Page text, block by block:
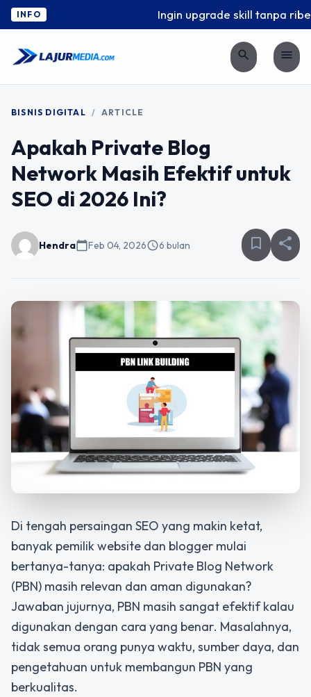
INFO Ingin upgrade skill tanpa
search menu
BISNIS DIGITAL / ARTICLE
Apakah Private Blog
Network Masih Efektif untuk
SEO di 2026 Ini?
Hendracalendar_todayFeb 04, 2026schedule6 bulan bookmark_border share
Di tengah persaingan SEO yang makin ketat,
banyak pemilik website dan blogger mulai
bertanya-tanya: apakah Private Blog Network
(PBN) masih relevan dan aman digunakan?
Jawaban jujurnya, PBN masih sangat efektifkalau
digunakan dengan cara yang benar. Masalahnya,
tidak semua orang punya waktu, sumber daya, dan
pengetahuan untuk membangun PBN yang
berkualitas.